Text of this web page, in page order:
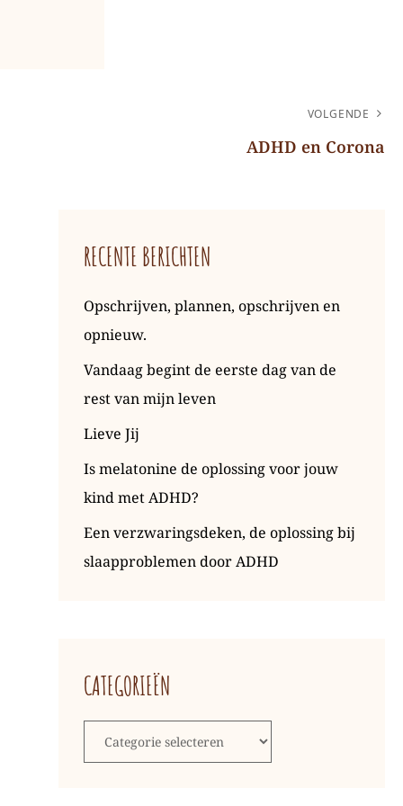
VOLGENDE
ADHD en Corona
RECENTE BERICHTEN
Opschrijven, plannen, opschrijven en
opnieuw.
Vandaag begint de eerste dag van de
rest van mijn leven
Lieve Jij
Is melatonine de oplossing voor jouw
kind met ADHD?
Een verzwaringsdeken, de oplossing bij
slaapproblemen door ADHD
CATEGORIEËN